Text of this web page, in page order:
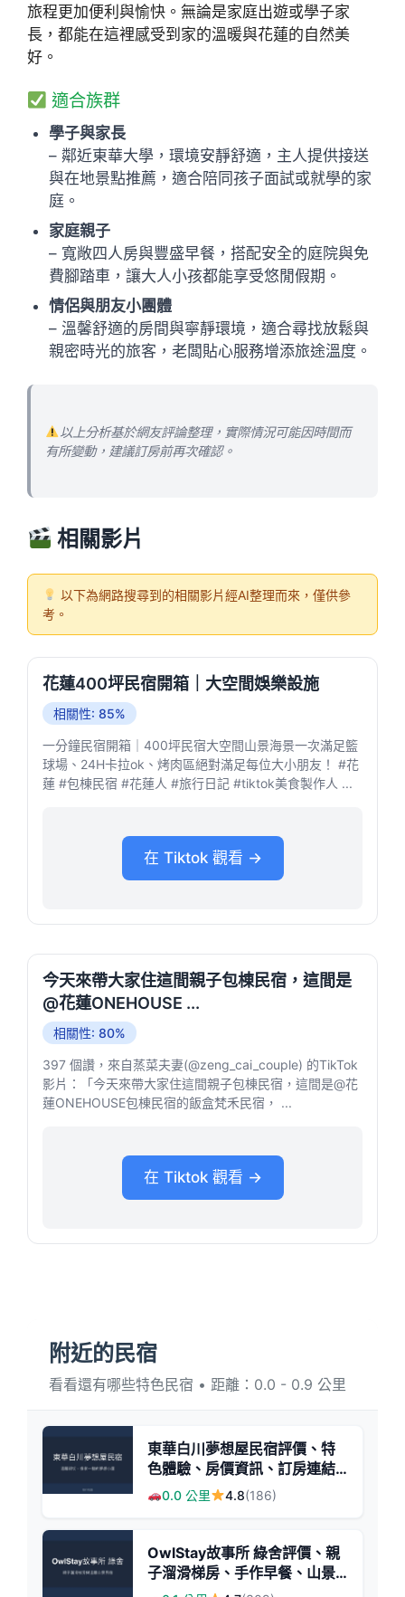
旅程更加便利與愉快。無論是家庭出遊或學子家
長，都能在這裡感受到家的溫暖與花蓮的自然美
好。
適合族群
學子與家長
– 鄰近東華大學，環境安靜舒適，主人提供接送
與在地景點推薦，適合陪同孩子面試或就學的家
庭。
家庭親子
– 寬敞四人房與豐盛早餐，搭配安全的庭院與免
費腳踏車，讓大人小孩都能享受悠閒假期。
情侶與朋友小團體
– 溫馨舒適的房間與寧靜環境，適合尋找放鬆與
親密時光的旅客，老闆貼心服務增添旅途溫度。
以上分析基於網友評論整理，實際情況可能因時間而
有所變動，建議訂房前再次確認。
相關影片
以下為網路搜尋到的相關影片經AI整理而來，僅供參
考。
花蓮400坪民宿開箱｜大空間娛樂設施
相關性: 85%
一分鐘民宿開箱｜400坪民宿大空間山景海景一次滿足籃
球場、24H卡拉ok、烤肉區絕對滿足每位大小朋友！ #花
蓮 #包棟民宿 #花蓮人 #旅行日記 #tiktok美食製作人 ...
在 Tiktok 觀看 →
今天來帶大家住這間親子包棟民宿，這間是
@花蓮ONEHOUSE ...
相關性: 80%
397 個讚，來自蒸菜夫妻(@zeng_cai_couple) 的TikTok
影片：「今天來帶大家住這間親子包棟民宿，這間是@花
蓮ONEHOUSE包棟民宿的飯盒梵禾民宿， ...
在 Tiktok 觀看 →
附近的民宿
看看還有哪些特色民宿 • 距離：0.0 - 0.9 公里
東華白川夢想屋民宿評價、特
色體驗、房價資訊、訂房連結 -
溫馨親切的花蓮夢想小屋
0.0 公里 4.8(186)
OwlStay故事所 綠舍評價、親
子溜滑梯房、手作早餐、山景
住宿體驗 - 親子友善與自然放